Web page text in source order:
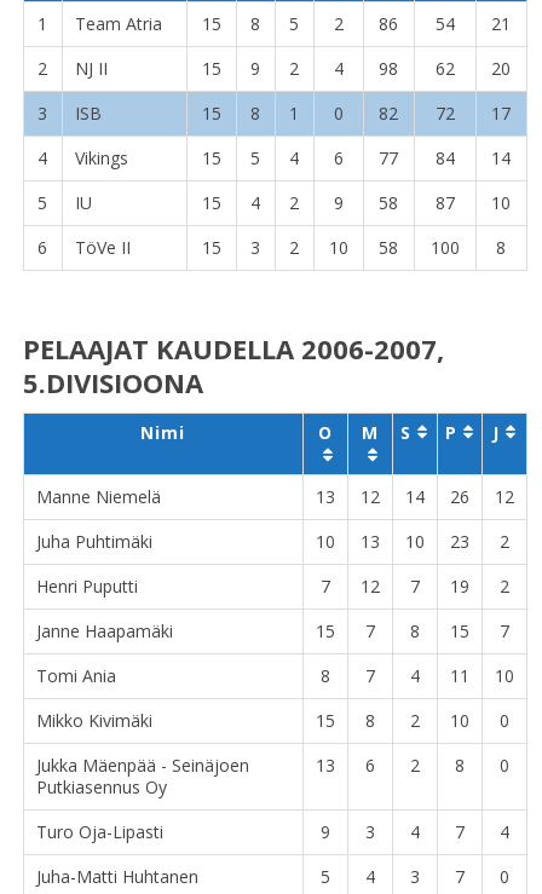
1
Team Atria 15 8 5 2 86 54
21
2
NJ II 15 9 2 4 98 62
20
3
ISB 15 8 1 0 82 72
17
4
Vikings 15 5 4 6 77 84
14
5
IU 15 4 2 9 58 87
10
6
TöVe II 15 3 2 10 58 100 8
PELAAJAT KAUDELLA 2006-2007,
5.DIVISIOONA
Nimi O M S P J
Manne Niemelä 13 12 14 26
12
Juha Puhtimäki
10 13 10 23
2
Henri Puputti
7 12 7 19
2
Janne Haapamäki
15 7 8 15
7
Tomi Ania
8 7 4 11
10
Mikko Kivimäki
15 8 2 10
0
Jukka Mäenpää - Seinäjoen
Putkiasennus Oy
13 6 2 8 0
Turo Oja-Lipasti 9 3 4 7
4
Juha-Matti Huhtanen
5 4 3 7
0